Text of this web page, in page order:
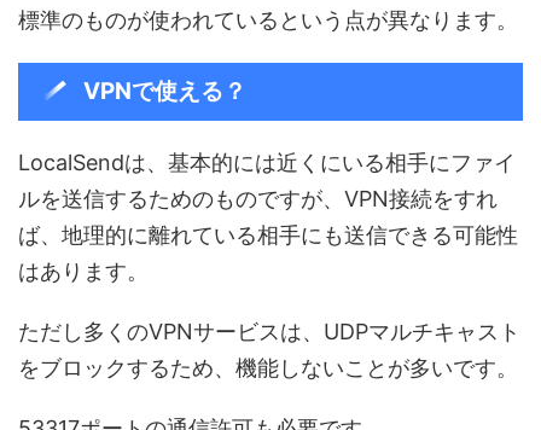
標準のものが使われているという点が異なります。
VPNで使える？
LocalSendは、基本的には近くにいる相手にファイ
ルを送信するためのものですが、VPN接続をすれ
ば、地理的に離れている相手にも送信できる可能性
はあります。
ただし多くのVPNサービスは、UDPマルチキャスト
をブロックするため、機能しないことが多いです。